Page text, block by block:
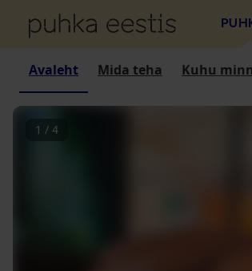
Avaleht Mida teha Kuhu
1 / 4